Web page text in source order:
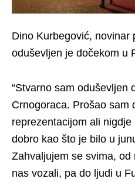
Dino Kurbegović, novinar
oduševljen je dočekom u
“Stvarno sam oduševljen
Crnogoraca. Prošao sam
reprezentacijom ali
dobro kao što je bilo u
Zahvaljujem se svima,
nas vozali, pa do ljudi u